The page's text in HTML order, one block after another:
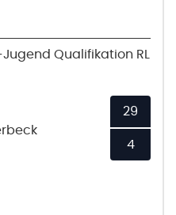
Qualifikation RL
29
4